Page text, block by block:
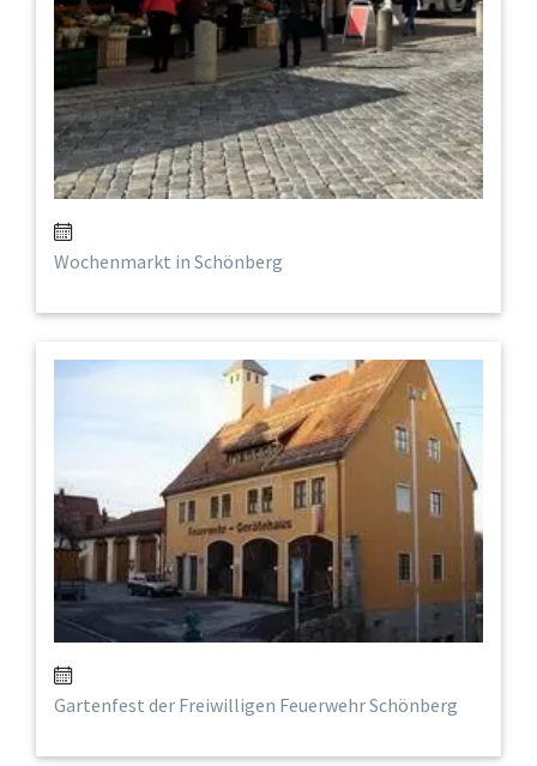
Wochenmarkt in Schönberg
Gartenfest der Freiwilligen Feuerwehr Schönberg